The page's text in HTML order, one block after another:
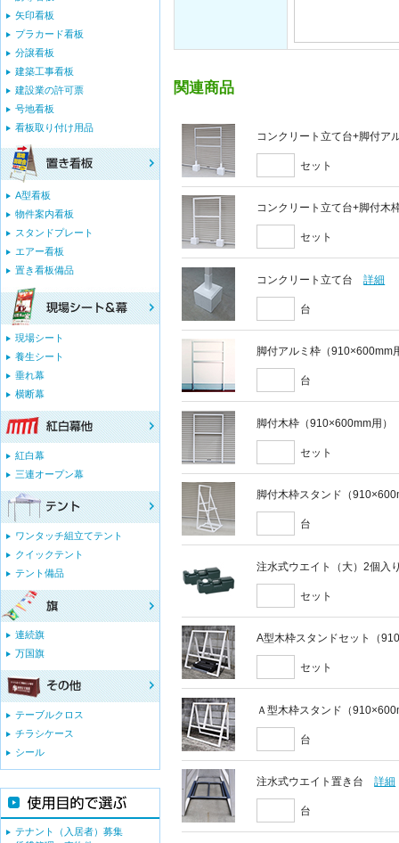
関連商品
コンクリート立て台+脚付ア
セット
コンクリート立て台+脚付木
セット
コンクリート立て台 詳細
台
脚付アルミ枠（910×600mm
台
脚付木枠（910×600mm用）
セット
脚付木枠スタンド（
台
注水式ウエイト（大）2個入
セット
A型木枠スタンドセット（
セット
Ａ型木枠スタンド（
台
注水式ウエイト置き台 詳細
台
矢印看板
プラカード看板
分譲看板
建築工事看板
建設業の許可票
号地看板
看板取り付け用品
A型看板
物件案内看板
スタンドプレート
エアー看板
置き看板備品
現場シート
養生シート
垂れ幕
横断幕
紅白幕
三連オープン幕
ワンタッチ組立てテント
クイックテント
テント備品
連続旗
万国旗
テーブルクロス
チラシケース
シール
テナント（入居者）募集